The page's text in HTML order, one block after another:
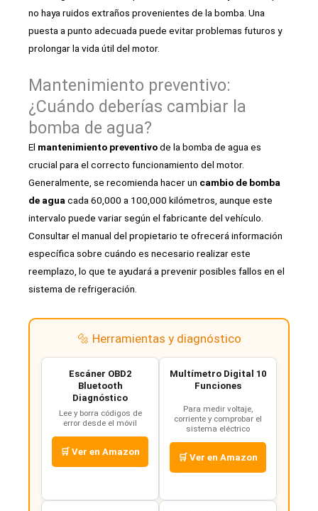
no haya ruidos extraños provenientes de la bomba. Una
puesta a punto adecuada puede evitar problemas futuros y
prolongar la vida útil del motor.
Mantenimiento preventivo:
¿Cuándo deberías cambiar la
bomba de agua?
El mantenimiento preventivode la bomba de agua es
crucial para el correcto funcionamiento del motor.
Generalmente, se recomienda hacer un cambio de bomba
de agua cada 60,000 a 100,000 kilómetros, aunque este
intervalo puede variar según el fabricante del vehículo.
Consultar el manual del propietario te ofrecerá información
específica sobre cuándo es necesario realizar este
reemplazo, lo que te ayudará a prevenir posibles fallos en el
sistema de refrigeración.
🔩 Herramientas y diagnóstico
Escáner OBD2
Bluetooth
Diagnóstico
Lee y borra códigos de
error desde el móvil
🛒 Ver en Amazon
Multímetro Digital 10
Funciones
Para medir voltaje,
corriente y comprobar el
sistema eléctrico
🛒 Ver en Amazon